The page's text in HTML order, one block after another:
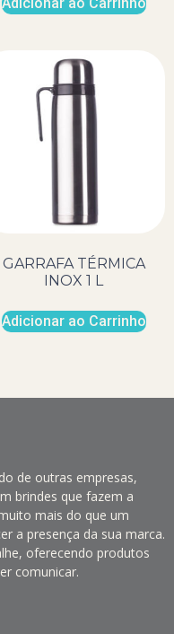
GARRAFA TÉRMICA
INOX 1 L
Adicionar ao Carrinho
de outras empresas,
brindes que fazem a
mais do que um
a presença da sua marca.
oferecendo produtos
comunicar.